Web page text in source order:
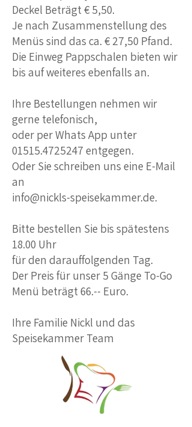
Deckel Beträgt € 5,50.
Je nach Zusammenstellung des
Menüs sind das ca. € 27,50 Pfand.
Die Einweg Pappschalen bieten wir
bis auf weiteres ebenfalls an.
Ihre Bestellungen nehmen wir
gerne telefonisch,
oder per Whats App unter
01515.4725247 entgegen.
Oder Sie schreiben uns eine E-Mail
an
info@nickls-speisekammer.de.
Bitte bestellen Sie bis spätestens
18.00 Uhr
für den darauffolgenden Tag.
Der Preis für unser 5 Gänge To-Go
Menü beträgt 66.-- Euro.​
Ihre Familie Nickl und das
Speisekammer Team